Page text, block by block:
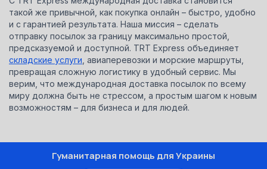
такой же привычной, как покупка онлайн – быстро, удобно
и с гарантией результата. Наша миссия – сделать
отправку посылок за границу максимально простой,
предсказуемой и доступной. TRT Express объединяет
складские услуги , авиаперевозки и морские маршруты,
превращая сложную логистику в удобный сервис. Мы
верим, что международная доставка посылок по всему
миру должна быть не стрессом, а простым шагом к новым
возможностям – для бизнеса и для людей.
Гуманитарная помощь для Украины